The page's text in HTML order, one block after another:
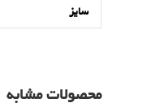
سایز
محصولات مشابه